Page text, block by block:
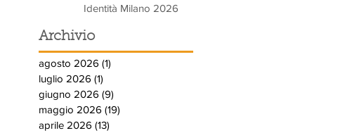
Identità Milano 2026
Archivio
agosto 2026 (1)
luglio 2026 (1)
giugno 2026 (9)
maggio 2026 (19)
aprile 2026 (13)